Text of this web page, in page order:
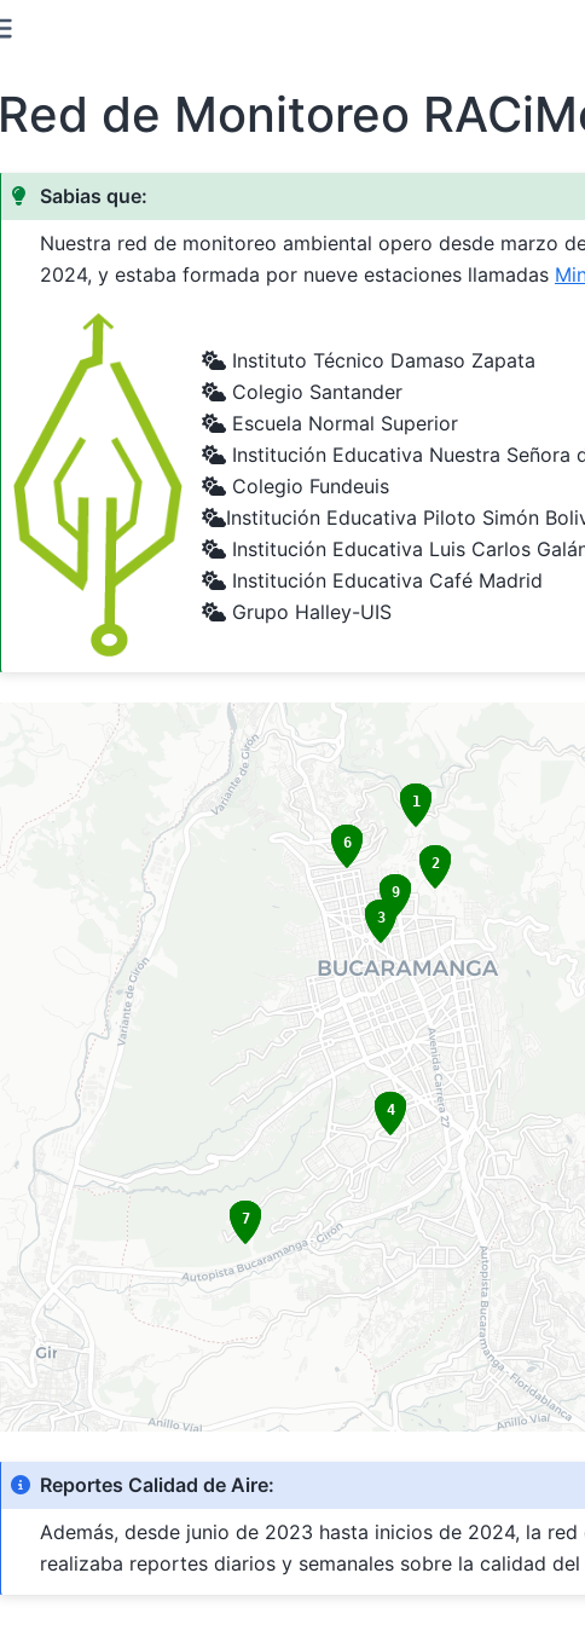
Red de Monitoreo
Sabias que:
Nuestra red de monitoreo ambiental opero desde marzo
2024, y estaba formada por nueve estaciones llamadas
Instituto Técnico Damaso Zapata
Colegio Santander
Escuela Normal Superior
Institución Educativa Nuestra Señora
Colegio Fundeuis
Institución Educativa Piloto Simón
Institución Educativa Luis Carlos
Institución Educativa Café Madrid
Grupo Halley-UIS
Make this Notebook Trusted to load map: File -> Trust Notebook
Reportes Calidad de Aire:
Además, desde junio de 2023 hasta inicios de 2024, la
realizaba reportes diarios y semanales sobre la calidad del